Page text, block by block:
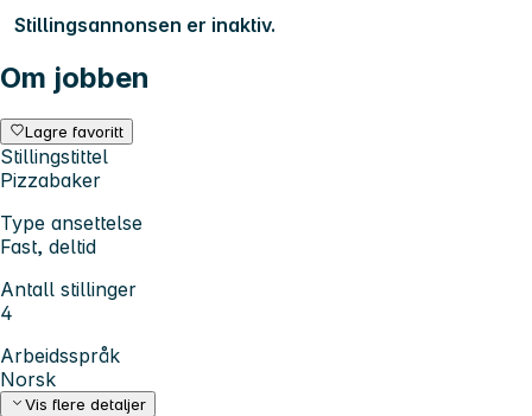
Stillingsannonsen er inaktiv.
Om jobben
Lagre favoritt
Stillingstittel
Pizzabaker
Type ansettelse
Fast, deltid
Antall stillinger
4
Arbeidsspråk
Norsk
Vis flere detaljer